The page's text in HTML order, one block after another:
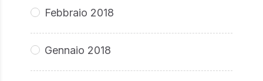
Febbraio 2018
Gennaio 2018